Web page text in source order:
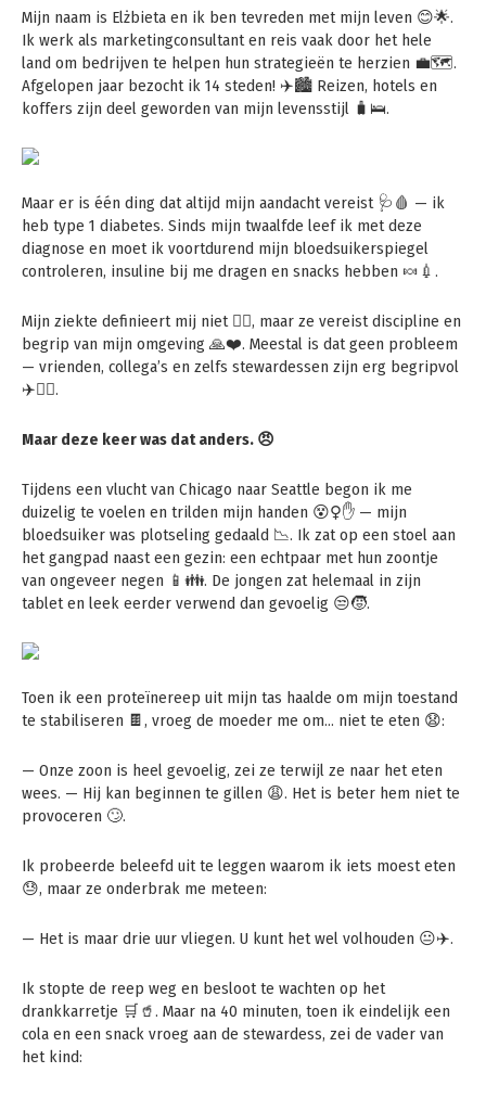
Mijn naam is Elżbieta en ik ben tevreden met mijn leven 😊🌟.
Ik werk als marketingconsultant en reis vaak door het hele
land om bedrijven te helpen hun strategieën te herzien 💼🗺️.
Afgelopen jaar bezocht ik 14 steden! ✈️🏙️ Reizen, hotels en
koffers zijn deel geworden van mijn levensstijl 🧳🛌.
Maar er is één ding dat altijd mijn aandacht vereist 🩺🩸 — ik
heb type 1 diabetes. Sinds mijn twaalfde leef ik met deze
diagnose en moet ik voortdurend mijn bloedsuikerspiegel
controleren, insuline bij me dragen en snacks hebben 🍬💉.
Mijn ziekte definieert mij niet 🙅‍♀️, maar ze vereist discipline en
begrip van mijn omgeving 🙏❤️. Meestal is dat geen probleem
— vrienden, collega’s en zelfs stewardessen zijn erg begripvol
✈️👩‍✈️.
Maar deze keer was dat anders. 😠
Tijdens een vlucht van Chicago naar Seattle begon ik me
duizelig te voelen en trilden mijn handen 😵‍♀️✋ — mijn
bloedsuiker was plotseling gedaald 📉. Ik zat op een stoel aan
het gangpad naast een gezin: een echtpaar met hun zoontje
van ongeveer negen 📱👪. De jongen zat helemaal in zijn
tablet en leek eerder verwend dan gevoelig 😒🧒.
Toen ik een proteïnereep uit mijn tas haalde om mijn toestand
te stabiliseren 🍫, vroeg de moeder me om… niet te eten 😧:
— Onze zoon is heel gevoelig, zei ze terwijl ze naar het eten
wees. — Hij kan beginnen te gillen 😩. Het is beter hem niet te
provoceren 🙄.
Ik probeerde beleefd uit te leggen waarom ik iets moest eten
😓, maar ze onderbrak me meteen:
— Het is maar drie uur vliegen. U kunt het wel volhouden 😐✈️.
Ik stopte de reep weg en besloot te wachten op het
drankkarretje 🛒🥤. Maar na 40 minuten, toen ik eindelijk een
cola en een snack vroeg aan de stewardess, zei de vader van
het kind: